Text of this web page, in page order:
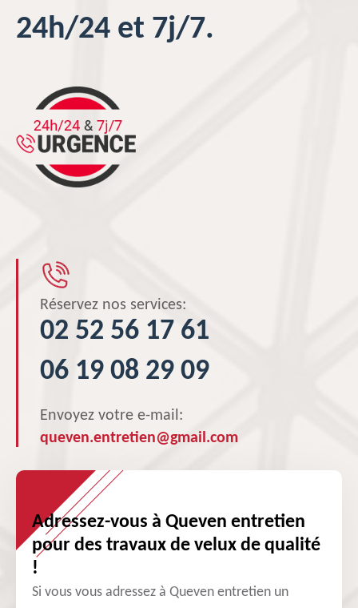
24h/24 et 7j/7.
Réservez nos services:
02 52 56 17 61
06 19 08 29 09
Envoyez votre e-mail:
queven.entretien@gmail.com
Adressez-vous à Queven entretien
pour des travaux de velux de qualité
!
Si vous vous adressez à Queven entretien un